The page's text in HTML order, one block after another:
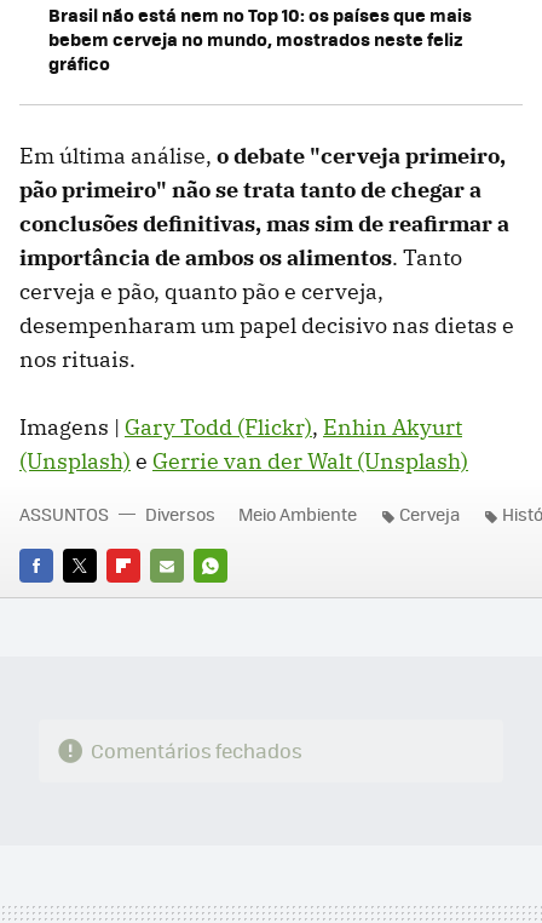
Brasil não está nem no Top 10: os países que mais
bebem cerveja no mundo, mostrados neste feliz
gráfico
Em última análise, o debate "cerveja primeiro,
pão primeiro" não se trata tanto de chegar a
conclusões definitivas, mas sim de reafirmar a
importância de ambos os alimentos. Tanto
cerveja e pão, quanto pão e cerveja,
desempenharam um papel decisivo nas dietas e
nos rituais.
Imagens | Gary Todd (Flickr), Enhin Akyurt
(Unsplash) e Gerrie van der Walt (Unsplash)
FACEBOOK
TWITTERFLIPBOARD
E-
WHATSAPP
ASSUNTOS Diversos Meio Ambiente Cerveja
Comentários fechados